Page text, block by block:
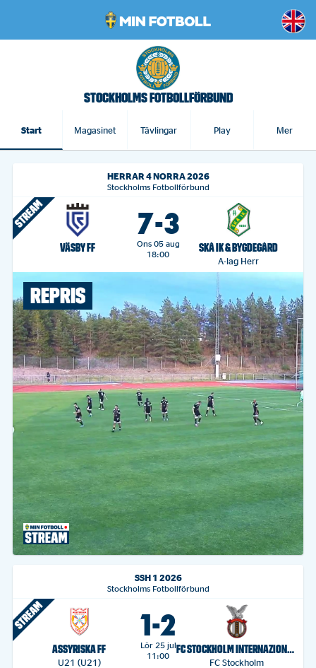
STOCKHOLMS FOTBOLLFÖRBUND
Start Magasinet Tävlingar Play Mer
HERRAR 4 NORRA 2026
Stockholms Fotbollförbund
VÄSBY FF
7-3
Ons 05 aug
18:00
SKÅ IK & BYGDEGÅRD
A-lag Herr
REPRIS
SSH 1 2026
Stockholms Fotbollförbund
ASSYRISKA FF
U21 (U21)
1-2
Lör 25 jul
11:00
FC STOCKHOLM INTERNAZIONALE
FC Stockholm